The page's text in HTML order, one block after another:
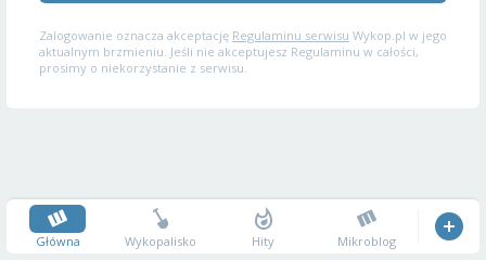
Zalogowanie oznacza akceptację Regulaminu serwisu Wykop.pl w jego
aktualnym brzmieniu. Jeśli nie akceptujesz Regulaminu w całości,
prosimy o niekorzystanie z serwisu.
Główna Wykopalisko Hity Mikroblog